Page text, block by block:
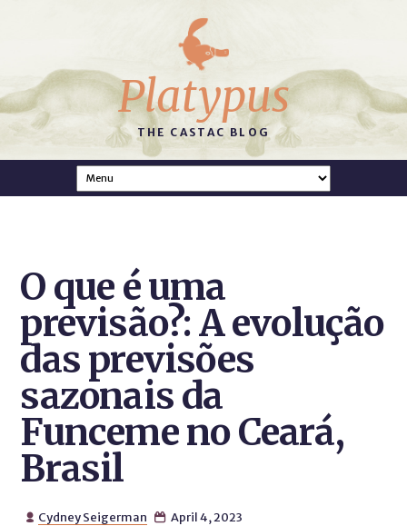
Platypus
THE CASTAC BLOG
O que é uma
previsão?: A evolução
das previsões
sazonais da
Funceme no Ceará,
Brasil
 Cydney Seigerman  April 4, 2023